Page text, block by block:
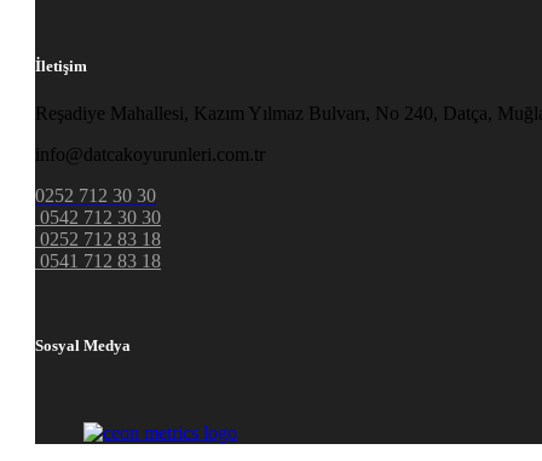
İletişim
Reşadiye Mahallesi, Kazım Yılmaz Bulvarı, No 240, Datça,
info@datcakoyurunleri.com.tr
0252 712 30 30
0542 712 30 30
0252 712 83 18
0541 712 83 18
Sosyal Medya